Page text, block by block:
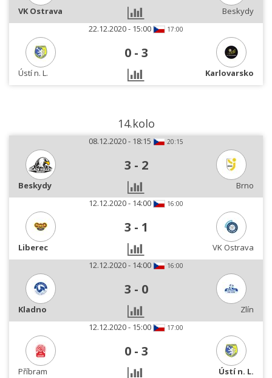
VK Ostrava
Beskydy
22.12.2020 - 15:00
17:00
0 - 3
Ústí n. L. Karlovarsko
14.kolo
08.12.2020 - 18:15 20:15
3 - 2
Beskydy
Brno
12.12.2020 - 14:00
16:00
3 - 1
Liberec
VK Ostrava
12.12.2020 - 14:00
16:00
3 - 0
Kladno
Zlín
12.12.2020 - 15:00
17:00
0 - 3
Příbram
Ústí n. L.